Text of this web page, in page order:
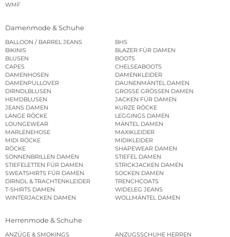
WMF
Damenmode & Schuhe
BALLOON / BARREL JEANS
BHS
BIKINIS
BLAZER FÜR DAMEN
BLUSEN
BOOTS
CAPES
CHELSEABOOTS
DAMENHOSEN
DAMENKLEIDER
DAMENPULLOVER
DAUNENMÄNTEL DAMEN
DIRNDLBLUSEN
GROSSE GRÖSSEN DAMEN
HEMDBLUSEN
JACKEN FÜR DAMEN
JEANS DAMEN
KURZE RÖCKE
LANGE RÖCKE
LEGGINGS DAMEN
LOUNGEWEAR
MÄNTEL DAMEN
MARLENEHOSE
MAXIKLEIDER
MIDI RÖCKE
MIDIKLEIDER
RÖCKE
SHAPEWEAR DAMEN
SONNENBRILLEN DAMEN
STIEFEL DAMEN
STIEFELETTEN FÜR DAMEN
STRICKJACKEN DAMEN
SWEATSHIRTS FÜR DAMEN
SOCKEN DAMEN
DIRNDL & TRACHTENKLEIDER
TRENCHCOATS
T-SHIRTS DAMEN
WIDELEG JEANS
WINTERJACKEN DAMEN
WOLLMÄNTEL DAMEN
Herrenmode & Schuhe
ANZÜGE & SMOKINGS
ANZUGSSCHUHE HERREN